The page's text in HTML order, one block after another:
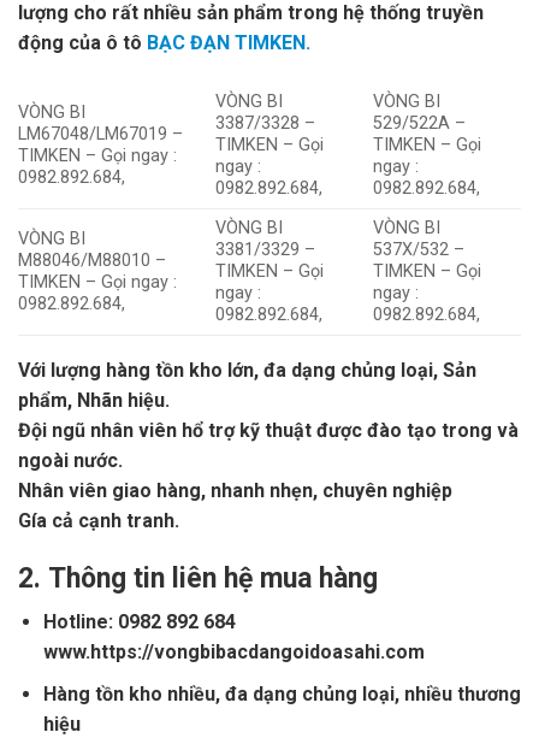
lượng cho rất nhiều sản phẩm trong hệ thống truyền
động của ô tô BẠC ĐẠN TIMKEN.
VÒNG BI
LM67048/LM67019 –
TIMKEN – Gọi ngay :
0982.892.684,
VÒNG BI
3387/3328 –
TIMKEN – Gọi
ngay :
0982.892.684,
VÒNG BI
529/522A –
TIMKEN – Gọi
ngay :
0982.892.684,
VÒNG BI
M88046/M88010 –
TIMKEN – Gọi ngay :
0982.892.684,
VÒNG BI
3381/3329 –
TIMKEN – Gọi
ngay :
0982.892.684,
VÒNG BI
537X/532 –
TIMKEN – Gọi
ngay :
0982.892.684,
Với lượng hàng tồn kho lớn, đa dạng chủng loại, Sản
phẩm, Nhãn hiệu.
Đội ngũ nhân viên hổ trợ kỹ thuật được đào tạo trong và
ngoài nước.
Nhân viên giao hàng, nhanh nhẹn, chuyên nghiệp
Gía cả cạnh tranh.
2. Thông tin liên hệ mua hàng
Hotline: 0982 892 684
www.https://vongbibacdangoidoasahi.com
Hàng tồn kho nhiều, đa dạng chủng loại, nhiều thương
hiệu